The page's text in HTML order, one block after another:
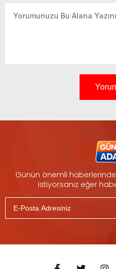
Günün önemli
istiyorsanız eğer